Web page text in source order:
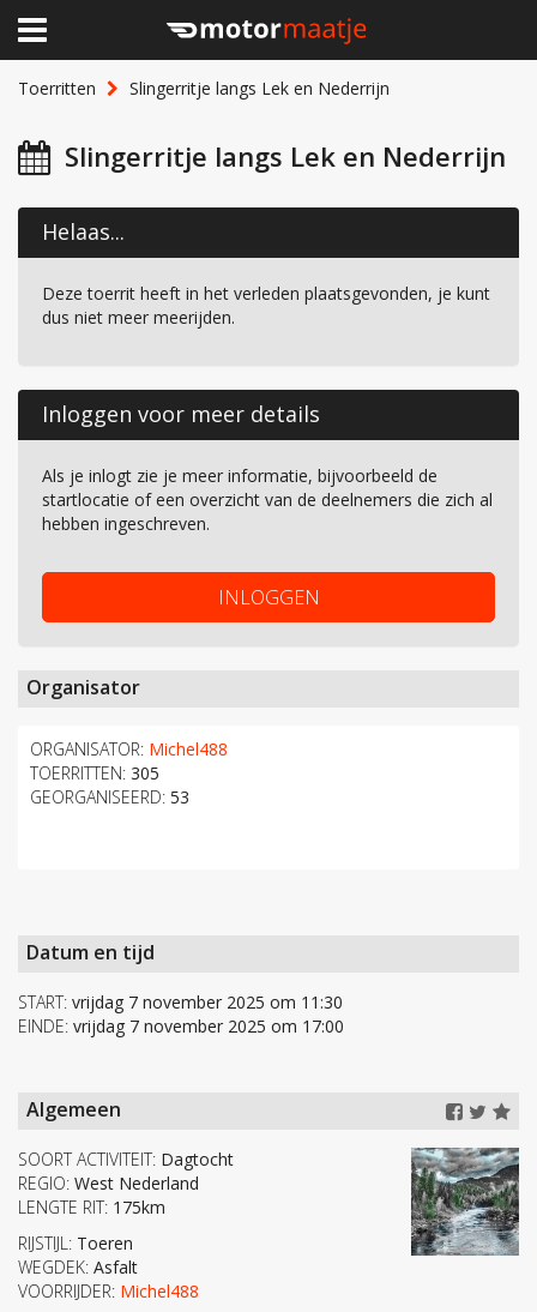
Toerritten Slingerritje langs Lek en Nederrijn
Slingerritje langs Lek en Nederrijn
Helaas...
Deze toerrit heeft in het verleden plaatsgevonden, je kunt
dus niet meer meerijden.
Inloggen voor meer details
Als je inlogt zie je meer informatie, bijvoorbeeld de
startlocatie of een overzicht van de deelnemers die zich al
hebben ingeschreven.
INLOGGEN
Organisator
ORGANISATOR: Michel488
TOERRITTEN: 305
GEORGANISEERD: 53
Datum en tijd
START: vrijdag 7 november 2025 om 11:30
EINDE: vrijdag 7 november 2025 om 17:00
Algemeen
SOORT ACTIVITEIT: Dagtocht
REGIO: West Nederland
LENGTE RIT: 175km
RIJSTIJL: Toeren
WEGDEK: Asfalt
VOORRIJDER: Michel488
×
Home
Clubhuis
Lid worden
Over Motormaatje